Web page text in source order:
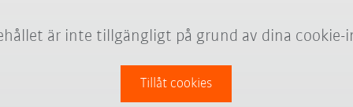
är inte tillgängligt på grund av dina cookie-
Tillåt cookies